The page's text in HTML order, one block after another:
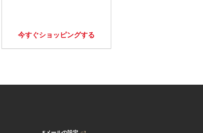
今すぐショッピングする